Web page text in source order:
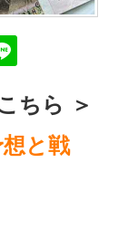
ちら ＞
と戦